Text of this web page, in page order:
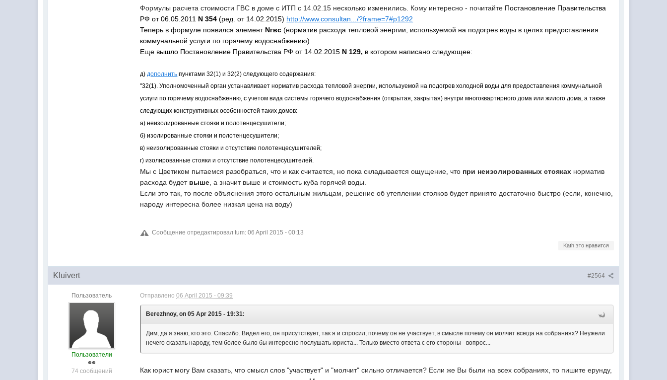
Формулы расчета стоимости ГВС в доме с ИТП с 14.02.15 несколько изменились. Кому интересно - почитайте Постановление Правительства
РФ от 06.05.2011 N 354 (ред. от 14.02.2015) http://www.consultan.../?frame=7#p1292
Теперь в формуле появился элемент Nгвс (норматив расхода тепловой энергии, используемой на подогрев воды в целях предоставления
коммунальной услуги по горячему водоснабжению)
Еще вышло Постановление Правительства РФ от 14.02.2015 N 129, в котором написано следующее:
д)дополнить пунктами 32(1) и 32(2) следующего содержания:
"32(1). Уполномоченный орган устанавливает норматив расхода тепловой энергии, используемой на подогрев холодной воды для предоставления коммунальной
услуги по горячему водоснабжению, с учетом вида системы горячего водоснабжения (открытая, закрытая) внутри многоквартирного дома или жилого дома, а также
следующих конструктивных особенностей таких домов:
а) неизолированные стояки и полотенцесушители;
б) изолированные стояки и полотенцесушители;
в) неизолированные стояки и отсутствие полотенцесушителей;
г) изолированные стояки и отсутствие полотенцесушителей.
Мы с Цветиком пытаемся разобраться, что и как считается, но пока складывается ощущение, что при неизолированных стояках норматив
расхода будет выше , а значит выше и стоимость куба горячей воды.
Если это так, то после объяснения этого остальным жильцам, решение об утеплении стояков будет принято достаточно быстро (если, конечно,
народу интересна более низкая цена на воду)
Сообщение отредактировал tum: 06 April 2015 - 00:13
Kath это нравится
#2564
Kluivert
Пользователь
Пользователи
74 сообщений
Отправлено06 April 2015 - 09:39
Berezhnoy, on 05 Apr 2015 - 19:31:
Дим, да я знаю, кто это. Спасибо. Видел его, он присутствует, так я и спросил, почему он не участвует, в смысле почему он молчит всегда на собраниях? Неужели
нечего сказать народу, тем более было бы интересно послушать юриста... Только вместо ответа с его стороны - вопрос...
Как юрист могу Вам сказать, что смысл слов "участвует" и "молчит" сильно отличается? Если же Вы были на всех собраниях, то пишите ерунду,